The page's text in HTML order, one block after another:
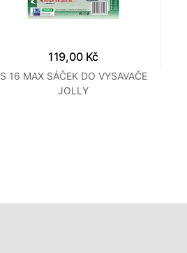
119,00 Kč
S 16 MAX SÁČEK DO VYSAVAČE
JOLLY